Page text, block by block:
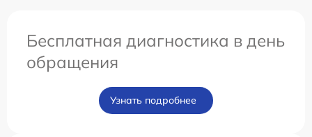
Бесплатная диагностика в день
обращения
Узнать подробнее